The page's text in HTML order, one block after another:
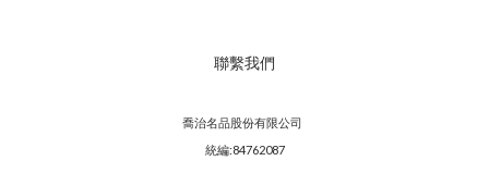
聯繫我們
喬治名品股份有限公司
統編:84762087